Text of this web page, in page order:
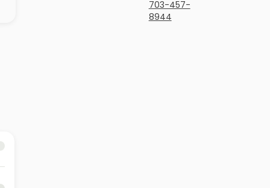
703-457-
8944